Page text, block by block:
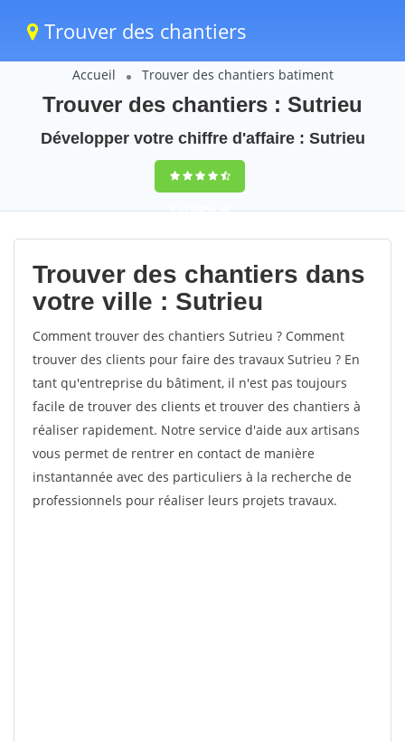
Trouver des chantiers
Accueil Trouver des chantiers batiment
Trouver des chantiers : Sutrieu
Développer votre chiffre d'affaire : Sutrieu
9,5(100%)40
votes
Trouver des chantiers dans
votre ville : Sutrieu
Comment trouver des chantiers Sutrieu ? Comment
trouver des clients pour faire des travaux Sutrieu ? En
tant qu'entreprise du bâtiment, il n'est pas toujours
facile de trouver des clients et trouver des chantiers à
réaliser rapidement. Notre service d'aide aux artisans
vous permet de rentrer en contact de manière
instantannée avec des particuliers à la recherche de
professionnels pour réaliser leurs projets travaux.